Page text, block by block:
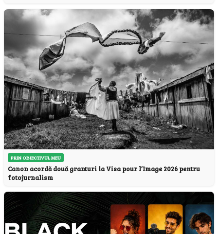
PRIN OBIECTIVUL MEU
Canon acordă două granturi la Visa pour l’Image 2026 pentru
fotojurnalism